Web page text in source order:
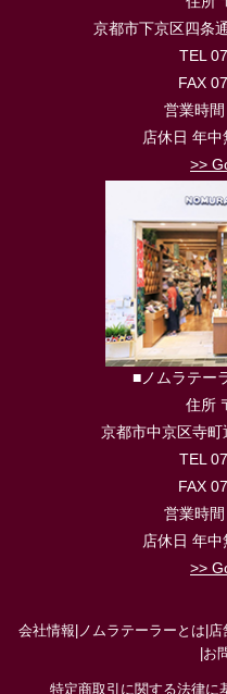
京都市下京区四条
TEL
FAX
営業時
店休日 年中
>>
■ノムラテー
住所
京都市中京区寺
TEL
FAX
営業時
店休日 年中
>>
会社情報 ノムラテーラーとは 店
お
特定商取引に関する法律に